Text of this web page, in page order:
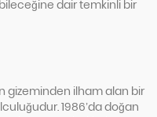
dair temkinli bir
gizeminden ilham alan bir
1986’da doğan